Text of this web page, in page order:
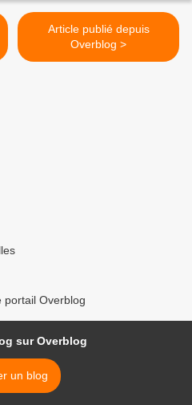
Article publié depuis
Overblog >
portail Overblog
sur Overblog
un blog